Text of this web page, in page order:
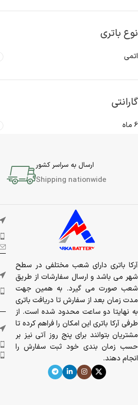
نوع باتری
اتمی
گارانتی
6 ماه
ارسال به سراسر کشور
Shipping nationwide
آرکا باتری دارای شعب مختلفی در سطح
شهر می باشد و ارسال سفارشات از طریق
شعب صورت می گیرد. به همین جهت
مدت زمان بعد از سفارش تا دریافت باتری
به نهایتا دو ساعت محدود شده است. از
طرفی آرکا باتری این امکان را فراهم کرده تا
مشتریان بتوانند برای پنج روز آتی نیز بر
حسب زمان بندی خود ثبت سفارش را
انجام دهند.